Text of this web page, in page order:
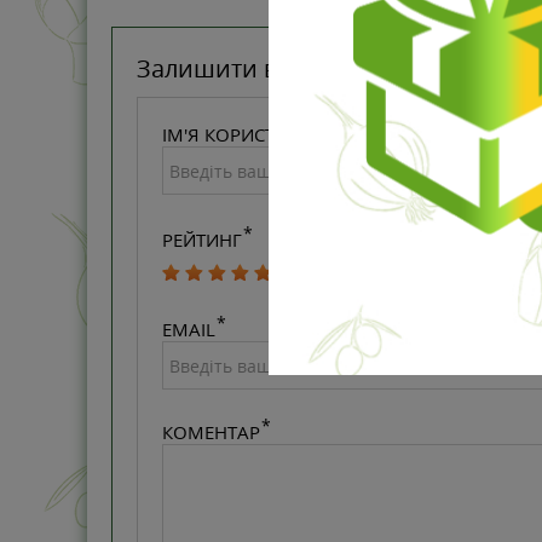
Залишити відгук
ІМ'Я КОРИСТУВАЧА
РЕЙТИНГ
EMAIL
КОМЕНТАР